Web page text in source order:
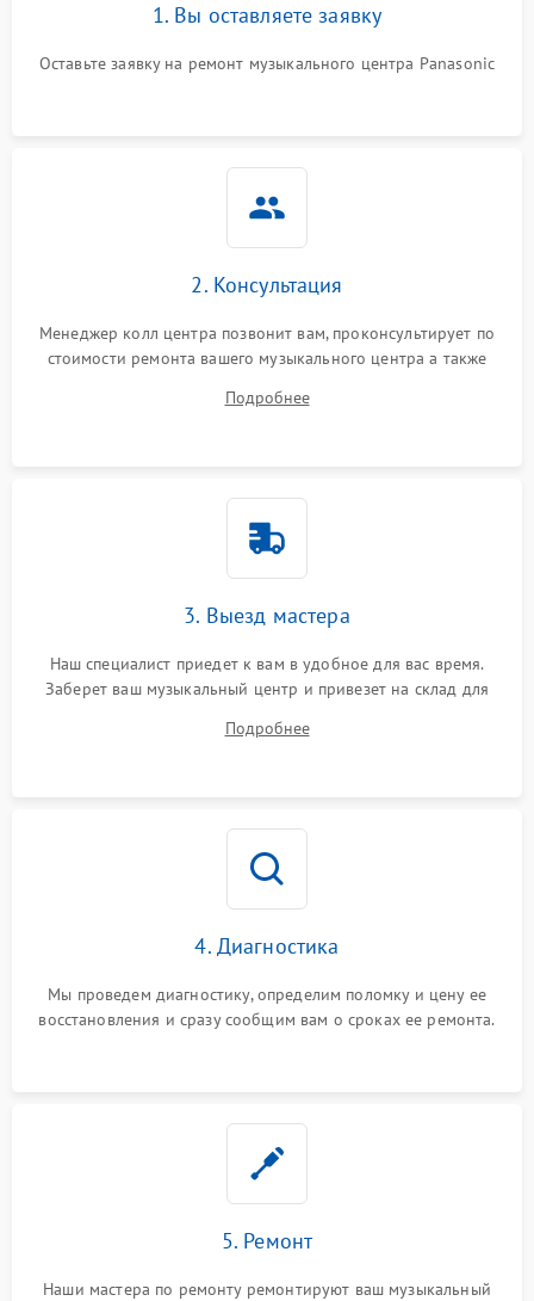
1. Вы оставляете заявку
Оставьте заявку на ремонт музыкального центра Panasonic
2. Консультация
Менеджер колл центра позвонит вам, проконсультирует по
стоимости ремонта вашего музыкального центра а также
Подробнее
3. Выезд мастера
Наш специалист приедет к вам в удобное для вас время.
Заберет ваш музыкальный центр и привезет на склад для
Подробнее
4. Диагностика
Мы проведем диагностику, определим поломку и цену ее
восстановления и сразу сообщим вам о сроках ее ремонта.
5. Ремонт
Наши мастера по ремонту ремонтируют ваш музыкальный